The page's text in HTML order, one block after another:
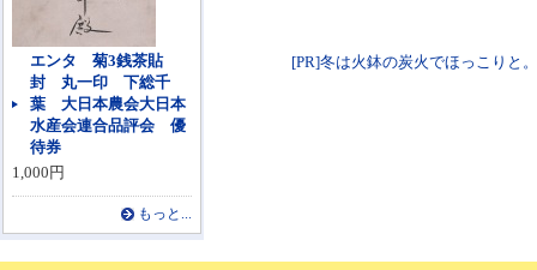
エンタ 菊3銭茶貼
封 丸一印 下総千
葉 大日本農会大日本
水産会連合品評会 優
待券
1,000円
もっと...
[PR]冬は火鉢の炭火でほっこりと